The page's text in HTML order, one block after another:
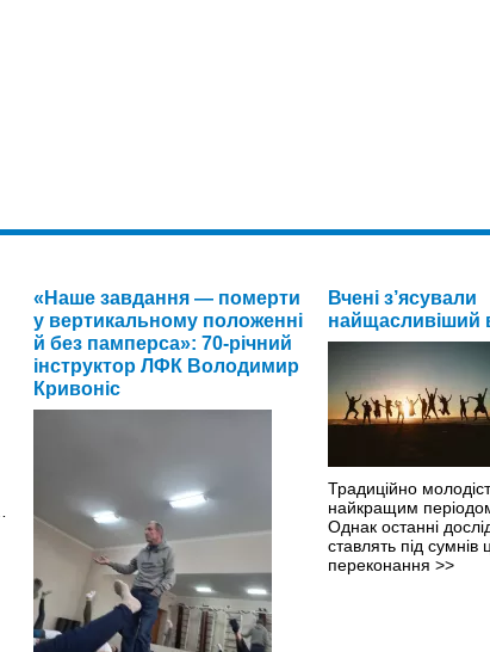
«Наше завдання — померти
у вертикальному положенні
й без памперса»: 70-річний
інструктор ЛФК Володимир
Кривоніс
Вчені з’ясували
найщасливіший
Традиційно
найкращим
Однак останні
ставлять під
переконання >>